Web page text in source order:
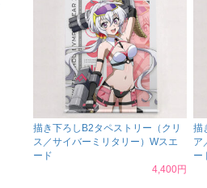
描き下ろしB2タペストリー（クリ
ス／サイバーミリタリー）Wスエ
ード
4,400円
描
ア
ー